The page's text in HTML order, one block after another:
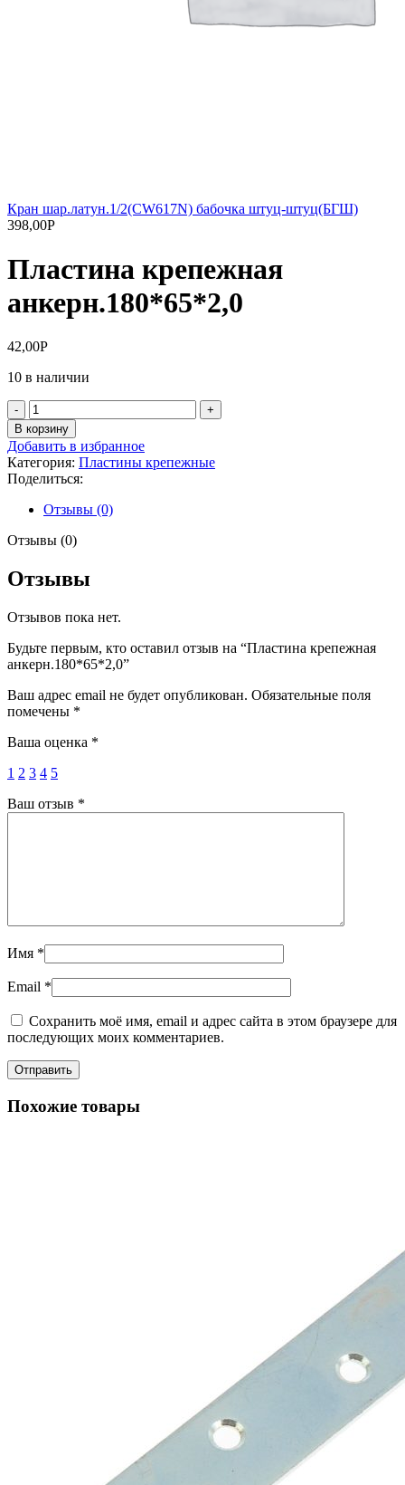
Кран шар.латун.1/2(СW617N) бабочка штуц-штуц(БГШ)
398,00Р
Пластина крепежная
анкерн.180*65*2,0
42,00Р
10 в наличии
Количество
товара
Пластина
крепежная
анкерн.180*65*2,0
В корзину
Добавить в избранное
Категория: Пластины крепежные
Поделиться:
Отзывы (0)
Отзывы (0)
Отзывы
Отзывов пока нет.
Будьте первым, кто оставил отзыв на “Пластина крепежная
анкерн.180*65*2,0”
Ваш адрес email не будет опубликован. Обязательные поля
помечены *
Ваша оценка *
1 2 3 4 5
Ваш отзыв *
Имя *
Email *
Сохранить моё имя, email и адрес сайта в этом браузере для
последующих моих комментариев.
Похожие товары